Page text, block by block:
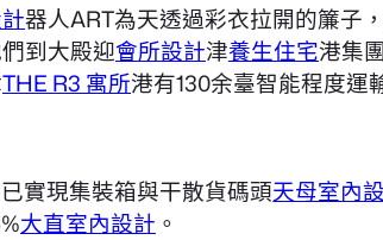
器人ART為天透過彩衣拉開的簾子
到大殿迎會所設計津養生住宅港集
THE R3 寓所港有130余臺智能程度運
實現集裝箱與干散貨碼頭天母室內
大直室內設計 。